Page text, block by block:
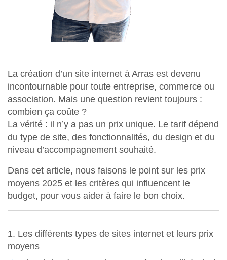
La création d’un site internet à Arras est devenu
incontournable pour toute entreprise, commerce ou
association. Mais une question revient toujours :
combien ça coûte ?
La vérité : il n’y a pas un prix unique. Le tarif dépend
du type de site, des fonctionnalités, du design et du
niveau d’accompagnement souhaité.
Dans cet article, nous faisons le point sur les prix
moyens 2025 et les critères qui influencent le
budget, pour vous aider à faire le bon choix.
1. Les différents types de sites internet et leurs prix
moyens